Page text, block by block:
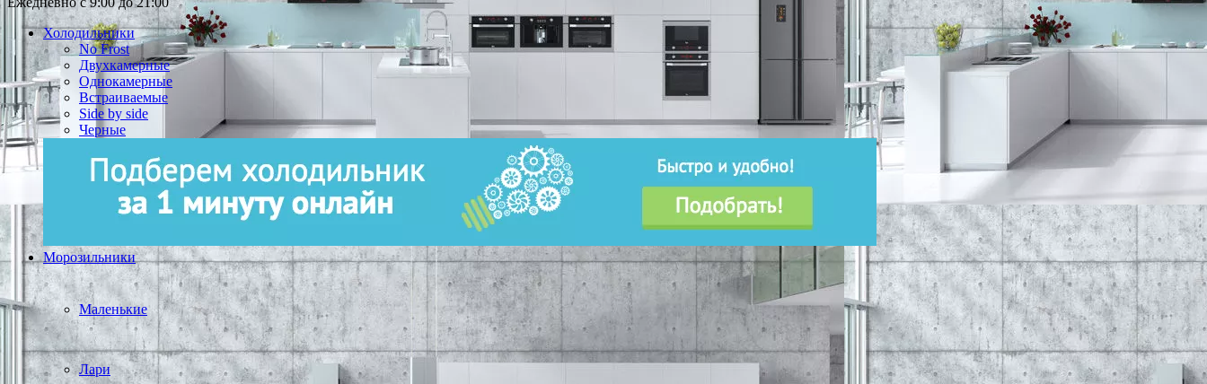
Холодильники
No Frost
Двухкамерные
Однокамерные
Встраиваемые
Side by side
Черные
Морозильники
Маленькие
Лари